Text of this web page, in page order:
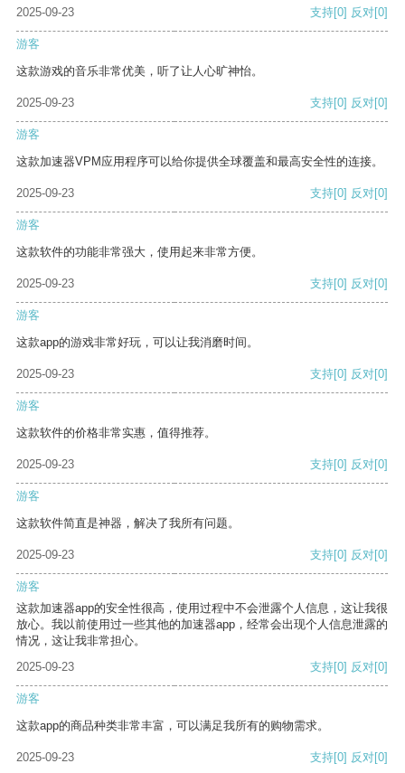
2025-09-23
支持[0] 反对[0]
游客
这款游戏的音乐非常优美，听了让人心旷神怡。
2025-09-23 支持[0] 反对[0]
游客
这款加速器VPM应用程序可以给你提供全球覆盖和最高安全性的连接。
2025-09-23 支持[0] 反对[0]
游客
这款软件的功能非常强大，使用起来非常方便。
2025-09-23 支持[0] 反对[0]
游客
这款app的游戏非常好玩，可以让我消磨时间。
2025-09-23 支持[0] 反对[0]
游客
这款软件的价格非常实惠，值得推荐。
2025-09-23 支持[0] 反对[0]
游客
这款软件简直是神器，解决了我所有问题。
2025-09-23 支持[0] 反对[0]
游客
这款加速器app的安全性很高，使用过程中不会泄露个人信息，这让我很
放心。我以前使用过一些其他的加速器app，经常会出现个人信息泄露的
情况，这让我非常担心。
2025-09-23
支持[0] 反对[0]
游客
这款app的商品种类非常丰富，可以满足我所有的购物需求。
2025-09-23 支持[0] 反对[0]